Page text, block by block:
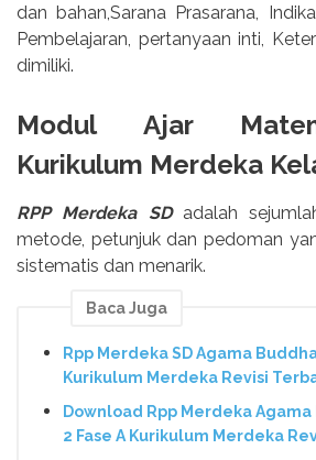
dan bahan,Sarana Prasarana,
Pembelajaran, pertanyaan inti,
dimiliki.
Modul Ajar
Kurikulum Merdeka
RPP Merdeka SD adalah
metode, petunjuk dan pedoman
sistematis dan menarik.
Baca Juga
Rpp Merdeka SD Agama
Kurikulum Merdeka Revisi
Download Rpp Merdeka Agama
2 Fase A Kurikulum Merdeka